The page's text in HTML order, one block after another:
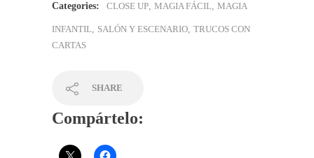
Categories: CLOSE UP, MAGIA FÁCIL, MAGIA
INFANTIL, SALÓN Y ESCENARIO, TRUCOS CON
CARTAS
SHARE
Compártelo: